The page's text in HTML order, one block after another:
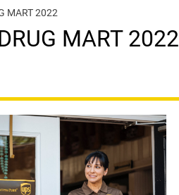
MART 2022
MART 2022